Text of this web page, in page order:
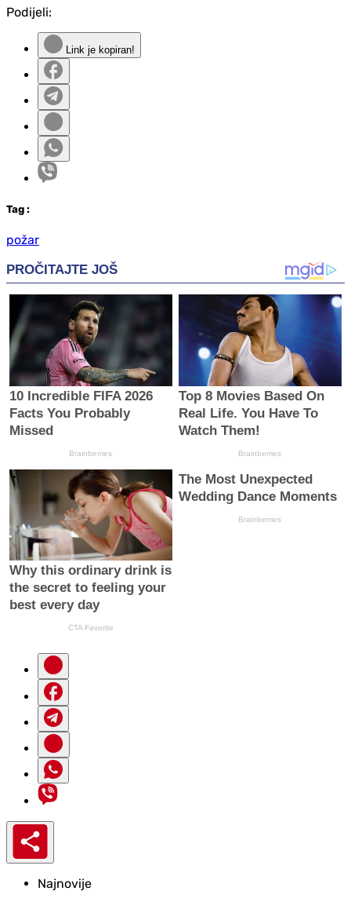
Podijeli:
Link je kopiran!
Tag :
požar
Najnovije